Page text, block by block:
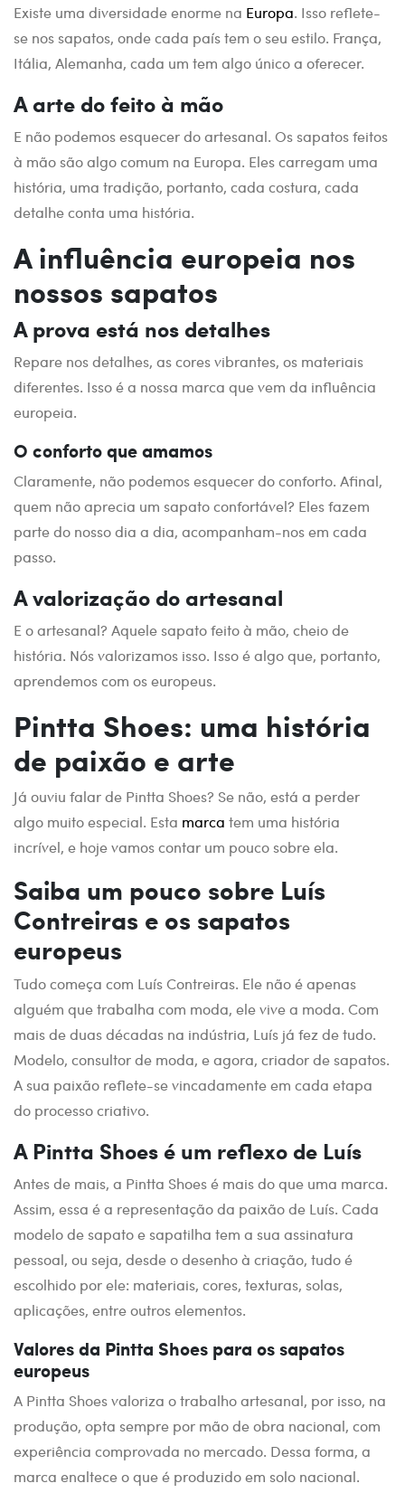
Existe uma diversidade enorme na Europa. Isso reflete-
se nos sapatos, onde cada país tem o seu estilo. França,
Itália, Alemanha, cada um tem algo único a oferecer.
A arte do feito à mão
E não podemos esquecer do artesanal. Os sapatos feitos
à mão são algo comum na Europa. Eles carregam uma
história, uma tradição, portanto, cada costura, cada
detalhe conta uma história.
A influência europeia nos
nossos sapatos
A prova está nos detalhes
Repare nos detalhes, as cores vibrantes, os materiais
diferentes. Isso é a nossa marca que vem da influência
europeia.
O conforto que amamos
Claramente, não podemos esquecer do conforto. Afinal,
quem não aprecia um sapato confortável? Eles fazem
parte do nosso dia a dia, acompanham-nos em cada
passo.
A valorização do artesanal
E o artesanal? Aquele sapato feito à mão, cheio de
história. Nós valorizamos isso. Isso é algo que, portanto,
aprendemos com os europeus.
Pintta Shoes: uma história
de paixão e arte
Já ouviu falar de Pintta Shoes? Se não, está a perder
algo muito especial. Esta marca tem uma história
incrível, e hoje vamos contar um pouco sobre ela.
Saiba um pouco sobre Luís
Contreiras e os sapatos
europeus
Tudo começa com Luís Contreiras. Ele não é apenas
alguém que trabalha com moda, ele vive a moda. Com
mais de duas décadas na indústria, Luís já fez de tudo.
Modelo, consultor de moda, e agora, criador de sapatos.
A sua paixão reflete-se vincadamente em cada etapa
do processo criativo.
A Pintta Shoes é um reflexo de Luís
Antes de mais, a Pintta Shoes é mais do que uma marca.
Assim, essa é a representação da paixão de Luís. Cada
modelo de sapato e sapatilha tem a sua assinatura
pessoal, ou seja, desde o desenho à criação, tudo é
escolhido por ele: materiais, cores, texturas, solas,
aplicações, entre outros elementos.
Valores da Pintta Shoes para os sapatos
europeus
A Pintta Shoes valoriza o trabalho artesanal, por isso, na
produção, opta sempre por mão de obra nacional, com
experiência comprovada no mercado. Dessa forma, a
marca enaltece o que é produzido em solo nacional.